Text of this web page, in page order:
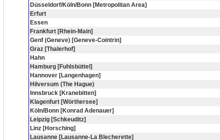
Düsseldorf/Köln/Bonn [Metropolitan Area]
Erfurt
Essen
Frankfurt [Rhein-Main]
Genf (Geneve) [Geneve-Cointrin]
Graz [Thalerhof]
Hahn
Hamburg [Fuhlsbüttel]
Hannover [Langenhagen]
Hilversum (The Hague)
Innsbruck [Kranebitten]
Klagenfurt [Wörthersee]
Köln/Bonn [Konrad Adenauer]
Leipzig [Schkeuditz]
Linz [Horsching]
Lausanne [Lausanne-La Blecherette]